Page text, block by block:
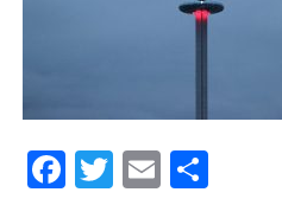
Facebook
Twitter
Email